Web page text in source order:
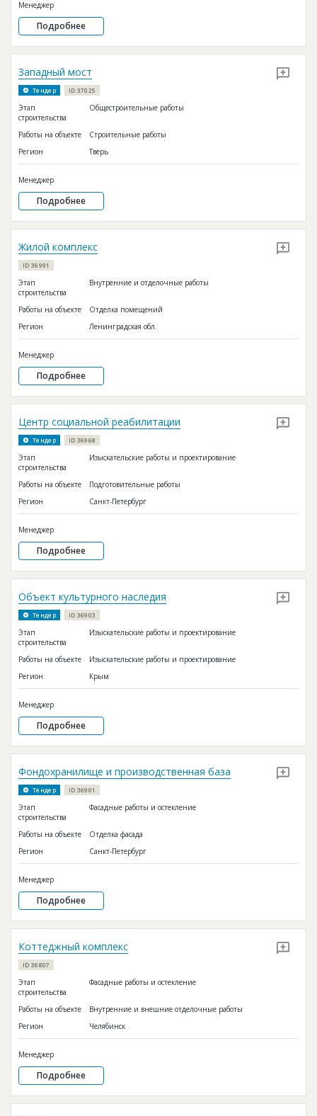
Менеджер
Подробнее
Тендер ID 37025
Западный мост
Этап
строительства
Общестроительные работы
Работы на объекте
Строительные работы
Регион
Тверь
Менеджер
Подробнее
ID 36991
Жилой комплекс
Этап
строительства
Внутренние и отделочные работы
Работы на объекте
Отделка помещений
Регион
Ленинградская обл.
Менеджер
Подробнее
Тендер ID 36968
Центр социальной реабилитации
Этап
строительства
Изыскательские работы и проектирование
Работы на объекте
Подготовительные работы
Регион
Санкт-Петербург
Менеджер
Подробнее
Тендер ID 36903
Объект культурного наследия
Этап
строительства
Изыскательские работы и проектирование
Работы на объекте
Изыскательские работы и проектирование
Регион
Крым
Менеджер
Подробнее
Тендер ID 36901
Фондохранилище и производственная база
Этап
строительства
Фасадные работы и остекление
Работы на объекте
Отделка фасада
Регион
Санкт-Петербург
Менеджер
Подробнее
ID 36807
Коттеджный комплекс
Этап
строительства
Фасадные работы и остекление
Работы на объекте
Внутренние и внешние отделочные работы
Регион
Челябинск
Менеджер
Подробнее